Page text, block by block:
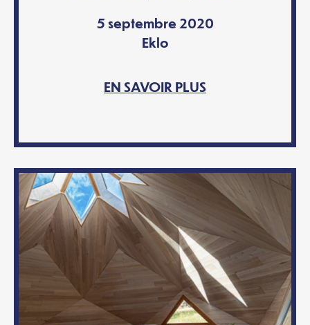
5 septembre 2020
Eklo
EN SAVOIR PLUS